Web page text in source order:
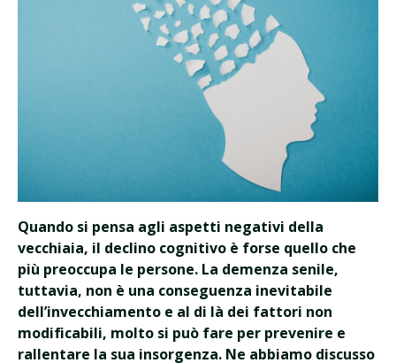
Quando si pensa agli aspetti negativi della
vecchiaia, il declino cognitivo è forse quello che
più preoccupa le persone. La demenza senile,
tuttavia, non è una conseguenza inevitabile
dell’invecchiamento e al di là dei fattori non
modificabili, molto si può fare per prevenire e
rallentare la sua insorgenza. Ne abbiamo discusso